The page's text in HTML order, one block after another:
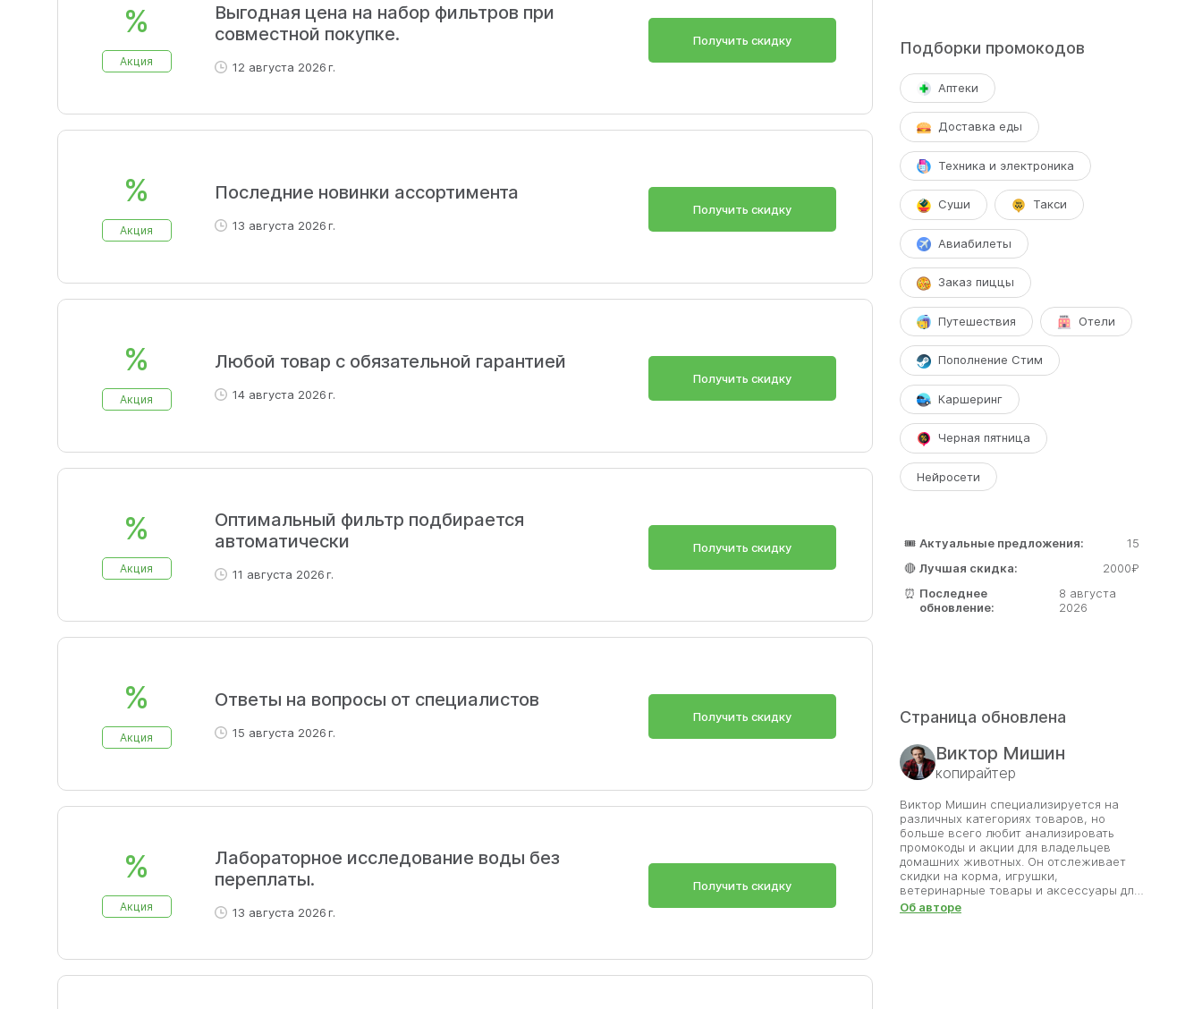
%
Акция
Выгодная цена на набор фильтров при
совместной покупке.
12 августа 2026 г.
Получить скидку
%
Акция
Последние новинки ассортимента
13 августа 2026 г.
Получить скидку
%
Акция
Любой товар с обязательной гарантией
14 августа 2026 г.
Получить скидку
%
Акция
Оптимальный фильтр подбирается
автоматически
11 августа 2026 г.
Получить скидку
%
Акция
Ответы на вопросы от специалистов
15 августа 2026 г.
Получить скидку
%
Акция
Лабораторное исследование воды без
переплаты.
13 августа 2026 г.
Получить скидку
Подборки промокодов
Аптеки
Доставка еды
Техника и электроника
Суши Такси
Авиабилеты
Заказ пиццы
Путешествия Отели
Пополнение Стим
Каршеринг
Черная пятница
Нейросети
🎟️ Актуальные предложения:
15
🔴 Лучшая скидка:
2000₽
⏰ Последнее
обновление:
8 августа
2026
Страница обновлена
Виктор Мишин
копирайтер
Виктор Мишин специализируется на
различных категориях товаров, но
больше всего любит анализировать
промокоды и акции для владельцев
домашних животных. Он отслеживает
скидки на корма, игрушки,
ветеринарные товары и аксессуары для
питомцев. Каждый найденный промокод
Виктор проверяет вручную, чтобы
Об авторе